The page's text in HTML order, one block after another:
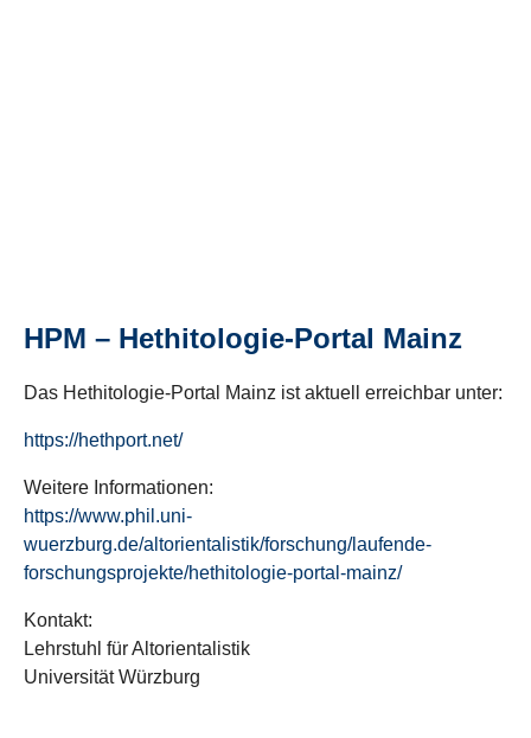
HPM – Hethitologie-Portal Mainz
Das Hethitologie-Portal Mainz ist aktuell erreichbar unter:
https://hethport.net/
Weitere Informationen:
https://www.phil.uni-
wuerzburg.de/altorientalistik/forschung/laufende-
forschungsprojekte/hethitologie-portal-mainz/
Kontakt:
Lehrstuhl für Altorientalistik
Universität Würzburg